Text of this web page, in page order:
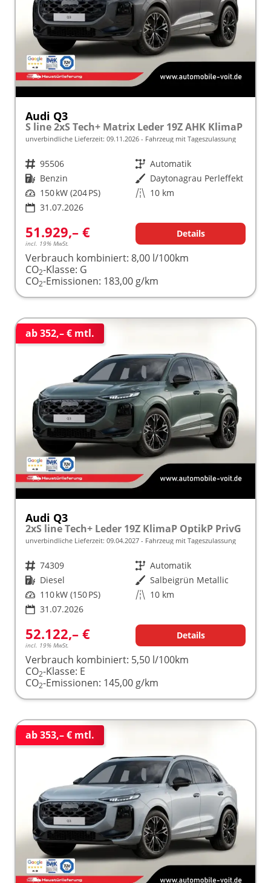
Audi Q3
S line 2xS Tech+ Matrix Leder 19Z AHK KlimaP
unverbindliche Lieferzeit: 09.11.2026 Fahrzeug mit Tageszulassung
Fahrzeugnr. 95506 Getriebe Automatik
Kraftstoff Benzin Außenfarbe Daytonagrau Perleffekt
Leistung 150 kW (204 PS) Kilometerstand 10 km
31.07.2026
51.929,– €
incl. 19% MwSt.
Details
Verbrauch kombiniert: 8,00 l/100km
CO2-Klasse: G
CO2-Emissionen: 183,00 g/km
ab 352,– € mtl.
Audi Q3
2xS line Tech+ Leder 19Z KlimaP OptikP PrivG
unverbindliche Lieferzeit: 09.04.2027 Fahrzeug mit Tageszulassung
Fahrzeugnr. 74309 Getriebe Automatik
Kraftstoff Diesel Außenfarbe Salbeigrün Metallic
Leistung 110 kW (150 PS) Kilometerstand 10 km
31.07.2026
52.122,– €
incl. 19% MwSt.
Details
Verbrauch kombiniert: 5,50 l/100km
CO2-Klasse: E
CO2-Emissionen: 145,00 g/km
ab 353,– € mtl.